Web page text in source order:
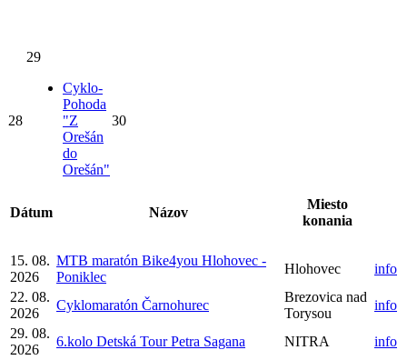
28
29
Cyklo-
Pohoda
"Z
Orešán
do
Orešán"
30
Dátum Názov
Miesto
konania
15. 08.
2026
MTB maratón Bike4you Hlohovec -
Poniklec
Hlohovec
info
22. 08.
2026
Cyklomaratón Čarnohurec
Brezovica nad
Torysou
info
29. 08.
2026
6.kolo Detská Tour Petra Sagana NITRA
info